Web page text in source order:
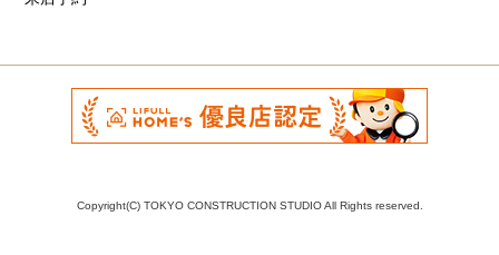
Copyright(C) TOKYO CONSTRUCTION STUDIO All Rights reserved.